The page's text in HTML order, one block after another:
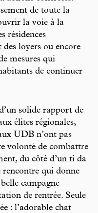
de toute la
la voie à la
résidences
loyers ou encore
mesures qui
de continuer
solide rapport de
élites régionales,
UDB n’ont pas
volonté de combattre
du côté d’un ti da
rencontre qui donne
campagne
de rentrée. Seule
: l’adorable chat